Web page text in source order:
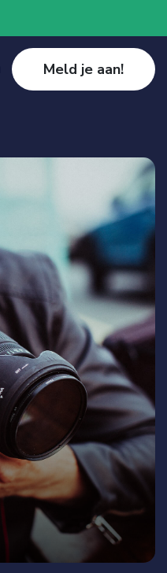
Meld je aan!